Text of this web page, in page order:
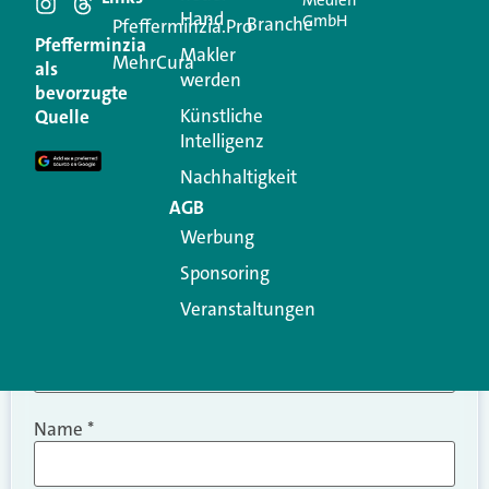
Kommentar
Ihre E-Mail-Adresse wird nicht veröffentlicht.
Erforderliche Felder sind mit
Kommentar
Name *
Pfefferminzia
als
bevorzugte
Quelle
Pfefferminzia.Pro
MehrCura
Hand
Makler
werden
Künstliche
Intelligenz
Nachhaltigkeit
AGB
Werbung
Sponsoring
Veranstaltungen
BrancheGmbH